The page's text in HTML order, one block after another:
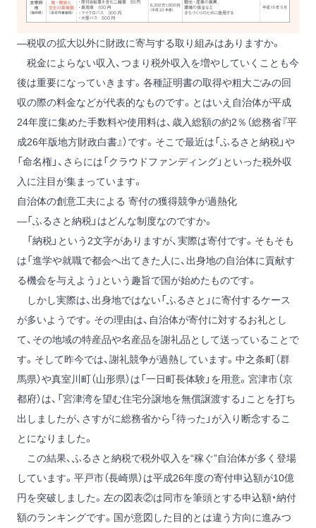
―税収の拡大以外に財政に寄与する取り組みはありますか。
税金によらない収入、つまり税外収入を増やしていくことも今
後は重要になっていきます。各種証明書の取得や粗大ごみの回
収の際の料金などが代表的なものです。とはいえ自治体が平成
24年度に集めた手数料や使用料は、歳入総額の約2％（総務省『平
成26年版地方財政白書』）です。そこで最近は「ふるさと納税」や
「命名権」、さらには「クラウドファンディング」といった税外収
入に注目が集まっています。
自治体の創意工夫による 寄付の獲得競争が過熱化
―「ふるさと納税」はどんな制度なのですか。
「納税」という2文字がありますが、実際は寄付です。そもそも
は「進学や就職で都会へ出てきた人に、出身地の自治体に貢献す
る機会を与えよう」という趣旨で国が始めたものです。
しかし実際は、出身地ではない「ふるさと」に寄付するケース
が多いようです。その理由は、自治体が寄付に対するお礼とし
て、その地域の特産品や名産品を謝礼品として送っていることで
す。そして昨今では、謝礼競争が過熱しています。中之条町（群
馬県）や真室川町（山形県）は「一日町長体験」を用意。宮津市（京
都府）は、「宮津湾を望む住宅分譲地を無償譲渡する」ことを打ち
出しましたが、さすがに総務省から「待った」が入り断念するこ
とになりました。
この結果、ふるさと納税で税外収入を“稼ぐ”自治体が多く登場
しています。平戸市（長崎県）は平成26年度の寄付申込額が10億
円を突破しました。左の図表②は同市を筆頭とする申込額・納付
額のランキングです。国が意図した目的とは違う方向に進みつ